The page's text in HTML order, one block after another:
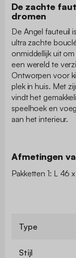
De zachte
dromen
De Angel fauteuil
ultra zachte
onmiddellijk uit
een wereld te
Ontworpen voor
plek in huis. Met
vindt het
speelhoek en
aan het interieur.
Afmetingen
Pakketten 1: L 46
Type
Stijl